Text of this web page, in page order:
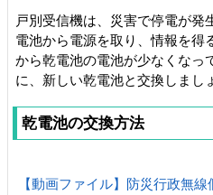
戸別受信機は、災害で停電が発
電池から電源を取り、情報を得
から乾電池の電池が少なくなっ
に、新しい乾電池と交換しまし
乾電池の交換方法
【動画ファイル】防災行政無